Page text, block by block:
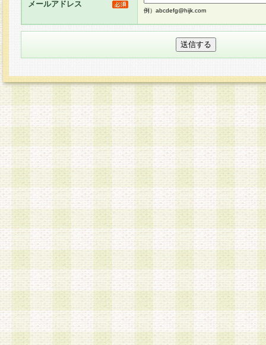
メールアドレス
例）abcdefg@hijk.com